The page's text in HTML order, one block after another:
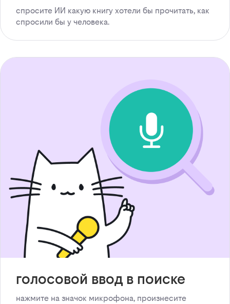
спросите ИИ какую книгу хотели бы прочитать, как
спросили бы у человека.
голосовой ввод в поиске
нажмите на значок микрофона, произнесите